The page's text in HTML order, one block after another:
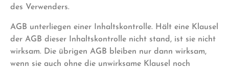
des Verwenders.
AGB unterliegen einer Inhaltskontrolle. Hält eine Klausel
der AGB dieser Inhaltskontrolle nicht stand, ist sie nicht
wirksam. Die übrigen AGB bleiben nur dann wirksam,
wenn sie auch ohne die unwirksame Klausel noch